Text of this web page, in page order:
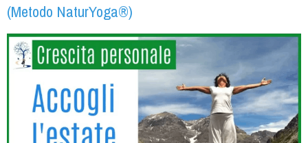
(Metodo NaturYoga®)